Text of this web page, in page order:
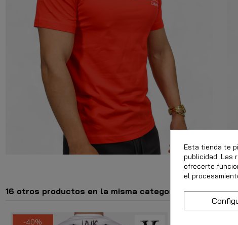
16 otros productos en la misma categoría:
-40%
Esta tienda te
publicidad. Las
ofrecerte
el